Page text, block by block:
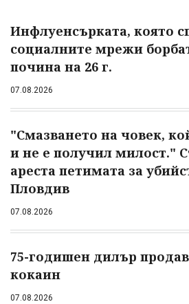
Инфлуенсърката, която
социалните мрежи
почина на 26 г.
07.08.2026
"Смазването на човек,
и не е получил милост."
ареста петимата за
Пловдив
07.08.2026
75-годишен дилър
кокаин
07.08.2026